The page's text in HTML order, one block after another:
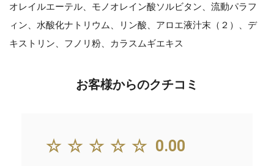
オレイルエーテル、モノオレイン酸ソルビタン、流動パラフ
ィン、水酸化ナトリウム、リン酸、アロエ液汁末（２）、デ
キストリン、フノリ粉、カラスムギエキス
お客様からのクチコミ
☆☆☆☆☆ 0.00